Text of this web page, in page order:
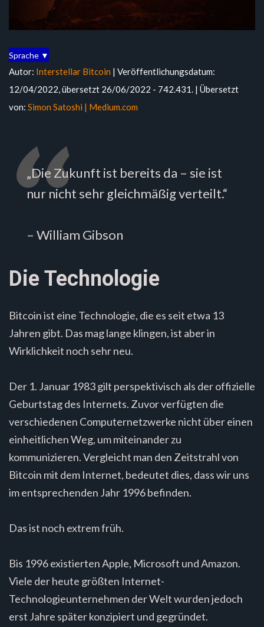
Sprache ▼
Autor: Interstellar Bitcoin | Veröffentlichungsdatum:
12/04/2022, übersetzt 26/06/2022 - 742.431. | Übersetzt
von: Simon Satoshi | Medium.com
„Die Zukunft ist bereits da – sie ist
nur nicht sehr gleichmäßig verteilt.“
– William Gibson
Die Technologie
Bitcoin ist eine Technologie, die es seit etwa 13
Jahren gibt. Das mag lange klingen, ist aber in
Wirklichkeit noch sehr neu.
Der 1. Januar 1983 gilt perspektivisch als der offizielle
Geburtstag des Internets. Zuvor verfügten die
verschiedenen Computernetzwerke nicht über einen
einheitlichen Weg, um miteinander zu
kommunizieren. Vergleicht man den Zeitstrahl von
Bitcoin mit dem Internet, bedeutet dies, dass wir uns
im entsprechenden Jahr 1996 befinden.
Das ist noch extrem früh.
Bis 1996 existierten Apple, Microsoft und Amazon.
Viele der heute größten Internet-
Technologieunternehmen der Welt wurden jedoch
erst Jahre später konzipiert und gegründet.